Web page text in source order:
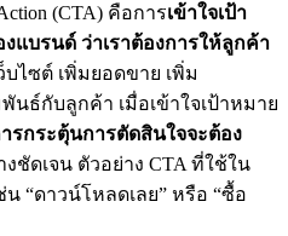
(CTA) คือการเข้าใจเป้า
แบรนด์ ว่าเราต้องการให้ลูกค้า
บไซต์ เพิ่มยอดขาย เพิ่ม
นธ์กับลูกค้า เมื่อเข้าใจเป้าหมาย
รกระตุ้นการตัดสินใจจะต้อง
งชัดเจน ตัวอย่าง CTA ที่ใช้ใน
“ดาวน์โหลดเลย” หรือ “ซื้อ